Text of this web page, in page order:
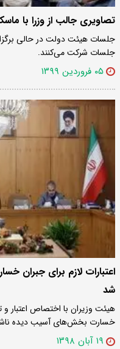
تصاویری جالب از وزرا با
جلسات هیئت دولت در حالی
جلسات شرکت می‌کنند.
۰۵ فروردین ۱۳۹۹
اعتبارات لازم برای جبران
شد
هیئت وزیران با اختصاص اعتبار
خسارت بخش‌های آسیب دیده ناشی
۱۹ آبان ۱۳۹۸